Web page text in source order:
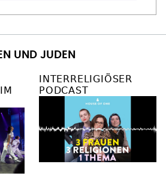
UND JUDEN
INTERRELIGIÖSER
PODCAST